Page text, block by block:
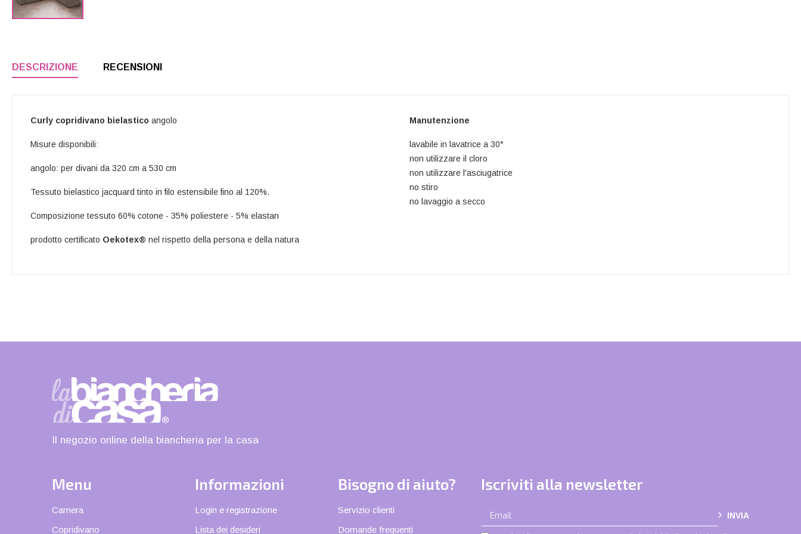
DESCRIZIONE RECENSIONI
Curly copridivano bielastico angolo
Misure disponibili:
angolo: per divani da 320 cm a 530 cm
Tessuto bielastico jacquard tinto in filo estensibile fino al 120%.
Composizione tessuto 60% cotone - 35% poliestere - 5% elastan
prodotto certificato Oekotex® nel rispetto della persona e della natura
Manutenzione
lavabile in lavatrice a 30°
non utilizzare il cloro
non utilizzare l'asciugatrice
no stiro
no lavaggio a secco
Il negozio online della biancheria per la casa
Menu
Camera
Copridivano
Informazioni
Login e registrazione
Lista dei desideri
Bisogno di aiuto?
Servizio clienti
Domande frequenti
Iscriviti alla newsletter
INVIA